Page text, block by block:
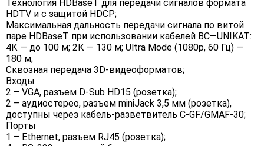
Технология HDBaseT для передачи сигналов формата
HDTV и с защитой HDCP;
Максимальная дальность передачи сигнала по витой
паре HDBaseT при использовании кабелей BC—UNIKAT:
4К — до 100 м; 2К — 130 м; Ultra Mode (1080p, 60 Гц) —
180 м;
Сквозная передача 3D-видеоформатов;
Входы
2 – VGA, разъем D-Sub HD15 (розетка);
2 – аудиостерео, разъем miniJack 3,5 мм (розетка),
доступны через кабель-разветвитель C-GF/GMAF-30;
Порты
1 – Ethernet, разъем RJ45 (розетка);